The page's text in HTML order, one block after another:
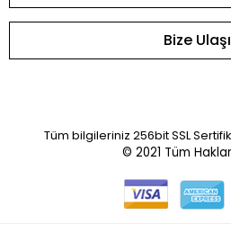
Bize
Tüm bilgileriniz 256bit SSL
© 2021 Tüm